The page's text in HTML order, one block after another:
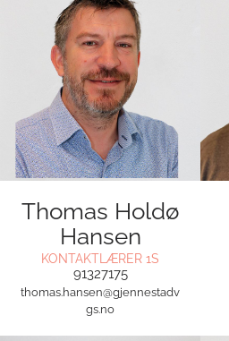
Thomas Holdø
Hansen
KONTAKTLÆRER 1S
91327175
thomas.hansen@gjennestadv
gs.no